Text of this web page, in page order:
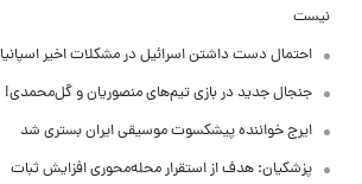
نیست
احتمال دست داشتن اسرائیل در مشکلات اخیر اسپانیا
جنجال جدید در بازی تیم‌های منصوریان و گل‌محمدی!
ایرج خواننده پیشکسوت موسیقی ایران بستری شد
پزشکیان: هدف از استقرار محله‌محوری افزایش ثبات